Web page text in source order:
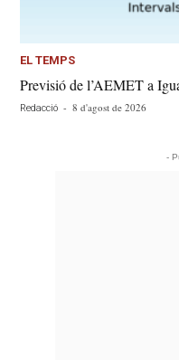
EL TEMPS
Previsió de l’AEMET a
Redacció - 8 d'agost de 2026
-